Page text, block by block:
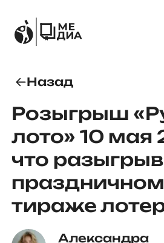
Назад
Розыгрыш
лото» 10 мая
что
праздничном
тираже
Александра